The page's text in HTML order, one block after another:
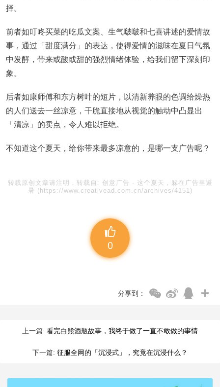
择。
前者如叮咚买菜的吃瓜文案、生气啵啵和七喜讲述的爱情故
事，通过「甜度满分」的表达，使得爱情的滋味在夏日气氛
中发酵，带来或酸或甜的强烈情绪体验，给我们留下深刻印
象。
后者如康师傅和东方树叶的短片，以清新养眼的色调给燥热
的人们送去一丝凉意，干脆直接地从视觉的触动中凸显出
「清凉」的卖点，令人难以拒绝。
不知道这个夏天，给你带来最多凉意的，是哪一支广告呢？
转载原创文章请注明，转载自: 创意广告 - 这个夏天，躲在广告里避
暑 (https://www.creativead.com.cn/archives/4151)
0
分享到：
上一篇: 看完白熊酒瓶故事，我终于做了一直不敢做的事情
下一篇: 征服全网的「沉浸式」，究竟在沉浸什么？